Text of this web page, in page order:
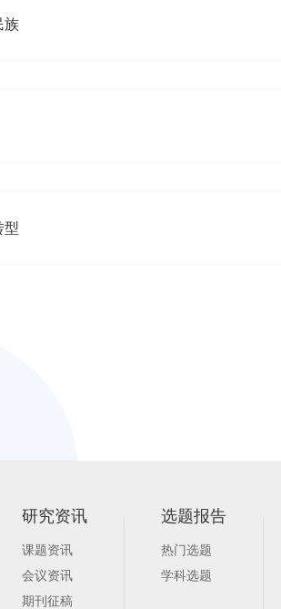
族
型
研究资讯
课题资讯
会议资讯
期刊征稿
选题报告
热门选题
学科选题